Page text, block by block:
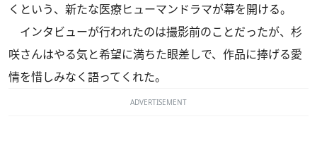
くという、新たな医療ヒューマンドラマが幕を開ける。
インタビューが行われたのは撮影前のことだったが、杉
咲さんはやる気と希望に満ちた眼差しで、作品に捧げる愛
情を惜しみなく語ってくれた。
ADVERTISEMENT